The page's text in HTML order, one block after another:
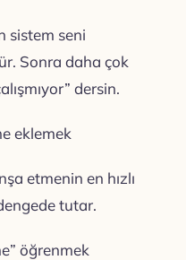
sistem seni
Sonra daha çok
dersin.
eklemek
etmenin en hızlı
tutar.
öğrenmek